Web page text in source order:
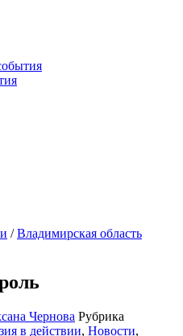
/Владимирская область
Чернова Рубрика
в действии, Новости,